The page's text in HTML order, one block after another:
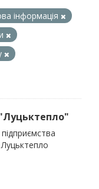
інформація